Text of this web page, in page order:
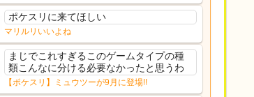
やったことないやろうなと思ってる。〉
ラピスEX最短二年後...
ポケスリに来てほしい
マリルリいいよね
まじでこれすぎるこのゲームタイプの種
類こんなに分ける必要なかったと思うわ
【ポケスリ】ミュウツーが9月に登場!!